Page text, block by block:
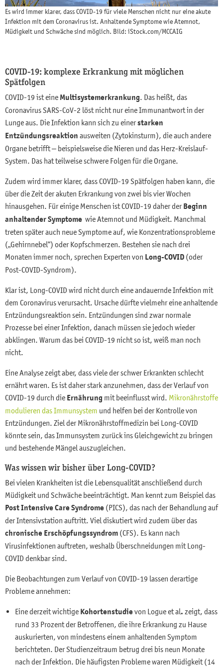
Es wird immer klarer, dass COVID-19 für viele Menschen nicht nur eine akute
Infektion mit dem Coronavirus ist. Anhaltende Symptome wie Atemnot,
Müdigkeit und Schwäche sind möglich. Bild: iStock.com/MCCAIG
COVID-19: komplexe Erkrankung mit möglichen
Spätfolgen
COVID-19 ist eine Multisystemerkrankung. Das heißt, das
Coronavirus SARS-CoV-2 löst nicht nur eine Immunantwort in der
Lunge aus. Die Infektion kann sich zu einerstarken
Entzündungsreaktion ausweiten (Zytokinsturm), die auch andere
Organe betrifft – beispielsweise die Nieren und das Herz-Kreislauf-
System. Das hat teilweise schwere Folgen für die Organe.
Zudem wird immer klarer, dass COVID-19 Spätfolgen haben kann, die
über die Zeit der akuten Erkrankung von zwei bis vier Wochen
hinausgehen. Für einige Menschen ist COVID-19 daher derBeginn
anhaltender Symptome wie Atemnot und Müdigkeit. Manchmal
treten später auch neue Symptome auf, wie Konzentrationsprobleme
(„Gehirnnebel“) oder Kopfschmerzen. Bestehen sie nach drei
Monaten immer noch, sprechen Experten von Long-COVID (oder
Post-COVID-Syndrom).
Klar ist, Long-COVID wird nicht durch eine andauernde Infektion mit
dem Coronavirus verursacht. Ursache dürfte vielmehr eine anhaltende
Entzündungsreaktion sein. Entzündungen sind zwar normale
Prozesse bei einer Infektion, danach müssen sie jedoch wieder
abklingen. Warum das bei COVID-19 nicht so ist, weiß man noch
nicht.
Eine Analyse zeigt aber, dass viele der schwer Erkrankten schlecht
ernährt waren. Es ist daher stark anzunehmen, dass der Verlauf von
COVID-19 durch die Ernährung mit beeinflusst wird. Mikronährstoffe
modulieren das Immunsystem und helfen bei der Kontrolle von
Entzündungen. Ziel der Mikronährstoffmedizin bei Long-COVID
könnte sein, das Immunsystem zurück ins Gleichgewicht zu bringen
und bestehende Mängel auszugleichen.
Was wissen wir bisher über Long-COVID?
Bei vielen Krankheiten ist die Lebensqualität anschließend durch
Müdigkeit und Schwäche beeinträchtigt. Man kennt zum Beispiel das
Post Intensive Care Syndrome (PICS), das nach der Behandlung auf
der Intensivstation auftritt. Viel diskutiert wird zudem über das
chronische Erschöpfungssyndrom (CFS). Es kann nach
Virusinfektionen auftreten, weshalb Überschneidungen mit Long-
COVID denkbar sind.
Die Beobachtungen zum Verlauf von COVID-19 lassen derartige
Probleme annehmen:
Eine derzeit wichtige Kohortenstudievon Logue et al. zeigt, dass
rund 33 Prozent der Betroffenen, die ihre Erkrankung zu Hause
auskurierten, von mindestens einem anhaltenden Symptom
berichteten. Der Studienzeitraum betrug drei bis neun Monate
nach der Infektion. Die häufigsten Probleme waren Müdigkeit (14